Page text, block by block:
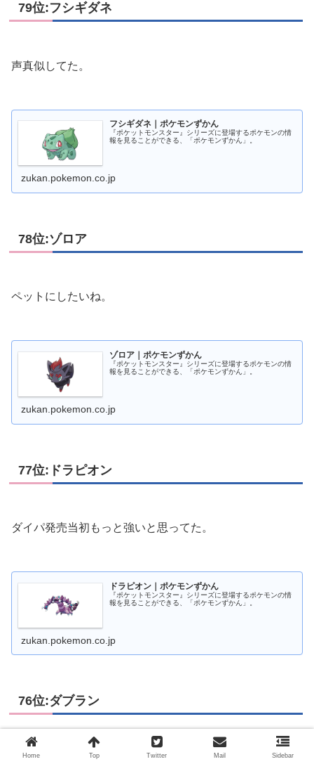
79位:フシギダネ
声真似してた。
フシギダネ｜ポケモンずかん
『ポケットモンスター』シリーズに登場するポケモンの情
報を見ることができる、「ポケモンずかん」。
zukan.pokemon.co.jp
78位:ゾロア
ペットにしたいね。
ゾロア｜ポケモンずかん
『ポケットモンスター』シリーズに登場するポケモンの情
報を見ることができる、「ポケモンずかん」。
zukan.pokemon.co.jp
77位:ドラピオン
ダイパ発売当初もっと強いと思ってた。
ドラピオン｜ポケモンずかん
『ポケットモンスター』シリーズに登場するポケモンの情
報を見ることができる、「ポケモンずかん」。
zukan.pokemon.co.jp
76位:ダブラン
ユニラン、ダブラン、ランクルスのパーティーで戦ったこ
Home Top Twitter Mail Sidebar